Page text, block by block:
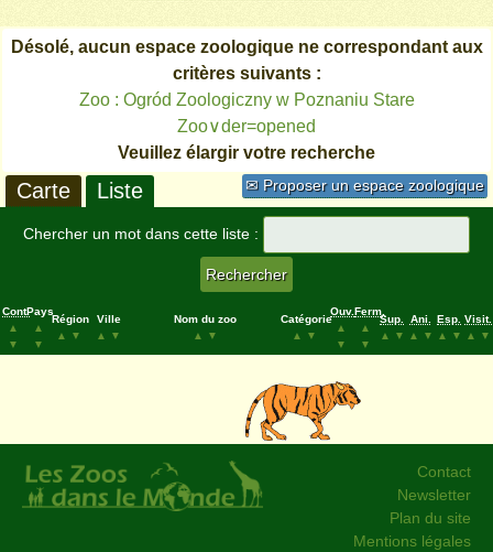
Désolé, aucun espace zoologique ne correspondant aux
critères suivants :
Zoo : Ogród Zoologiczny w Poznaniu Stare
Zoo∨der=opened
Veuillez élargir votre recherche
✉ Proposer un espace zoologique
Carte Liste
Chercher un mot dans cette liste :
Cont.
▲
▼
Pays
▲
▼
Région
▲
▼
Ville
▲
▼
Nom du zoo
▲
▼
Catégorie
▲
▼
Ouv.
▲
▼
Ferm.
▲
▼
Sup.
▲
▼
Ani.
▲
▼
Esp.
▲
▼
Visit.
▲
▼
Contact
Newsletter
Plan du site
Mentions légales